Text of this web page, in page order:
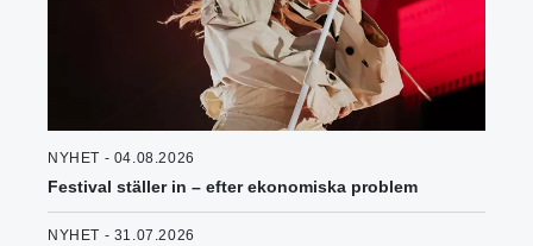
NYHET - 04.08.2026
Festival ställer in – efter ekonomiska problem
NYHET - 31.07.2026